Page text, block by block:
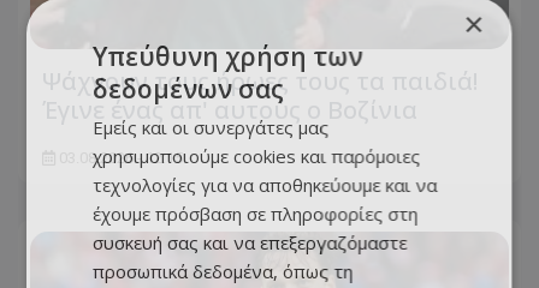
Ψάχνουν τους ήρωες τους τα παιδιά!
Έγινε ένας απ' αυτούς ο Βοζίνια
03.08.2026 - 12:15
×
Υπεύθυνη χρήση των
δεδομένων σας
Εμείς και οι συνεργάτες μας
χρησιμοποιούμε cookies και παρόμοιες
τεχνολογίες για να αποθηκεύουμε και να
έχουμε πρόσβαση σε πληροφορίες στη
συσκευή σας και να επεξεργαζόμαστε
προσωπικά δεδομένα, όπως τη